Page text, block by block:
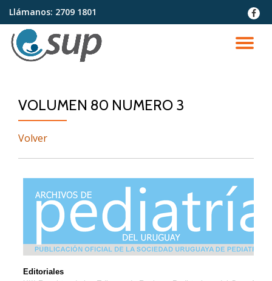
Saltar
contenido
Llámanos: 2709 1801
fa-
VOLUMEN 80 NUMERO 3
Volver